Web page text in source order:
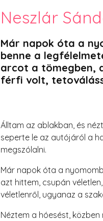
Neszlár
Már napok óta a
benne a
arcot a tömegben,
férfi volt,
Álltam az ablakban, és
seperte le az autójáról a
megszólalni.
Már napok óta a
azt hittem, csupán
véletlenről, ugyanaz a
Néztem a hóesést,